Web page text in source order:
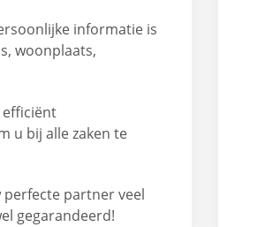
informatie is
woonplaats,
efficiënt
u bij alle zaken te
partner veel
gegarandeerd!